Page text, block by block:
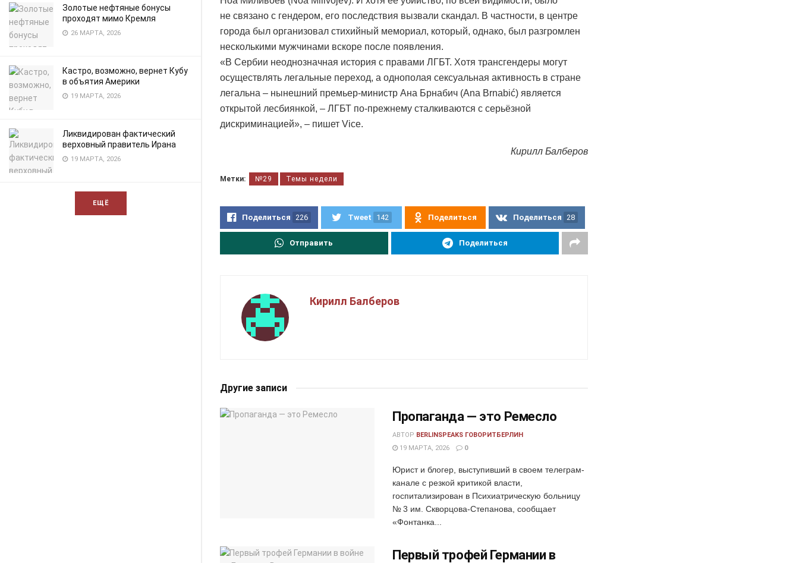
Золотые нефтяные бонусы
проходят мимо Кремля
26 МАРТА, 2026
Кастро, возможно, вернет Кубу
в объятия Америки
19 МАРТА, 2026
Ликвидирован фактический
верховный правитель Ирана
19 МАРТА, 2026
ЕЩЁ
не связано с гендером, его последствия вызвали скандал. В частности, в центре
города был организовал стихийный мемориал, который, однако, был разгромлен
несколькими мужчинами вскоре после появления.
«В Сербии неоднозначная история с правами ЛГБТ. Хотя трансгендеры могут
осуществлять легальные переход, а однополая сексуальная активность в стране
легальна – нынешний премьер-министр Ана Брнабич (Ana Brnabić) является
открытой лесбиянкой, – ЛГБТ по-прежнему сталкиваются с серьёзной
дискриминацией», – пишет Vice.
Кирилл Балберов
Метки: №29 Темы недели
Поделиться 226 Tweet 142 Поделиться Поделиться 28
Отправить Поделиться
Кирилл Балберов
Другие записи
Пропаганда — это Ремесло
АВТОР BERLINSPEAKS ГОВОРИТБЕРЛИН
19 МАРТА, 2026
0
Юрист и блогер, выступивший в своем телеграм-
канале с резкой критикой власти,
госпитализирован в Психиатрическую больницу
№ 3 им. Скворцова-Степанова, сообщает
«Фонтанка...
Первый трофей Германии в